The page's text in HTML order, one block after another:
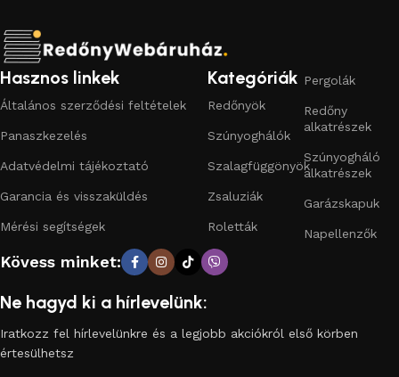
Emellett praktikus
kivitelben) és kiegészítőket is kínálunk, hogy otthonod
kényelmes és biztonságos legyen.
Miért érdemes a Redőny Webáruházat választani?
műanyag redőnytől az alumínium
redőnyön át a motoros megoldásokig.
bevált gyártók, hosszú élettartam.
Gyors, egyszerű rendelés:online kosárból egyenesen az
Komplett árnyékolástechnika egy helyen:
alkatrészek, szúnyoghálók.
Hasznos linkek
Általános szerződési feltételek
Panaszkezelés
Adatvédelmi tájékoztató
Garancia és visszaküldés
Mérési segítségek
Kategóriák
Redőnyök
Szúnyoghálók
Szalagfüggönyök
Zsaluziák
Roletták
Pergolák
Redőny
alkatrészek
Szúnyogháló
alkatrészek
Garázskapuk
Napellenzők
Kövess minket:
Ne hagyd ki a hírlevelünk:
Iratkozz fel hírlevelünkre és a legjobb akciókról első körben
értesülhetsz